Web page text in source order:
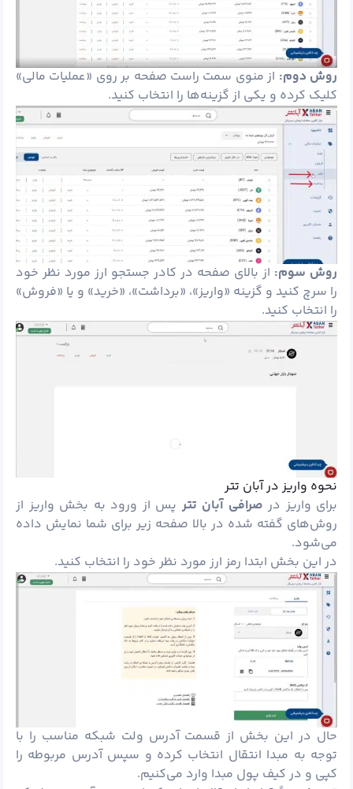
روش دوم: از منوی سمت راست صفحه بر روی «عملیات مالی»
کلیک کرده و یکی از گزینه‌ها را انتخاب کنید.
روش سوم: از بالای صفحه در کادر جستجو ارز مورد نظر خود
را سرچ کنید و گزینه «واریز»، «برداشت»، «خرید» و یا «فروش»
را انتخاب کنید.
نحوه واریز در آبان تتر
برای واریز در صرافی آبان تتر پس از ورود به بخش واریز از
روش‌های گفته شده در بالا صفحه زیر برای شما نمایش داده
می‌شود.
در این بخش ابتدا رمز ارز مورد نظر خود را انتخاب کنید.
حال در این بخش از قسمت آدرس ولت شبکه مناسب را با
توجه به مبدا انتقال انتخاب کرده و سپس آدرس مربوطه را
کپی و در کیف پول مبدا وارد می‌کنیم.